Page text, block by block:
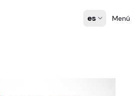
es Menú